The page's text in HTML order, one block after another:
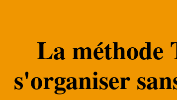
La méthode
s'organiser